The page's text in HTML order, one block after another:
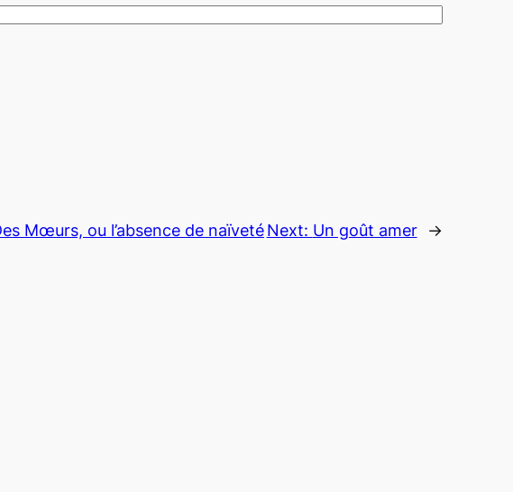
Mœurs, ou l’absence de naïvetéNext: Un goût amer →